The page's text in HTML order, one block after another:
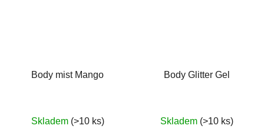
Body mist Mango
Skladem (>10 ks)
Body Glitter Gel
Skladem (>10 ks)